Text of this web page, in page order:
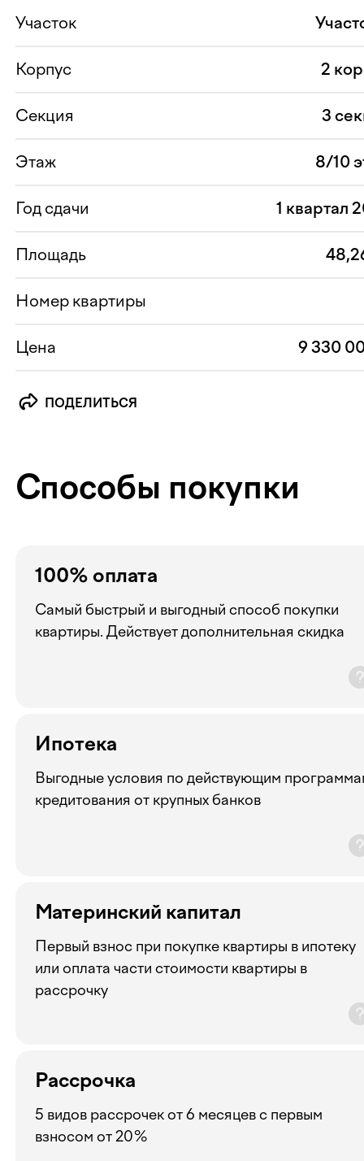
Участок
Корпус 2
Секция 3
Этаж 8/10
Год сдачи 1 квартал
Площадь
Номер квартиры
Цена 9 330
ПОДЕЛИТЬСЯ
Способы покупки
100% оплата
Самый быстрый и выгодный способ покупки
квартиры. Действует дополнительная скидка
Ипотека
Выгодные условия по действующим
кредитования от крупных банков
Материнский капитал
Первый взнос при покупке квартиры в ипотеку
или оплата части стоимости квартиры в
рассрочку
Рассрочка
5 видов рассрочек от 6 месяцев с первым
взносом от 20%